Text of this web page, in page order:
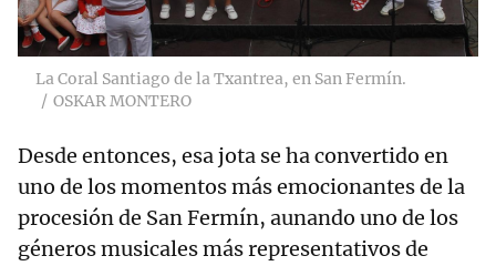
La Coral Santiago de la Txantrea, en San Fermín.
OSKAR MONTERO
Desde entonces, esa jota se ha convertido en
uno de los momentos más emocionantes de la
procesión de San Fermín, aunando uno de los
géneros musicales más representativos de